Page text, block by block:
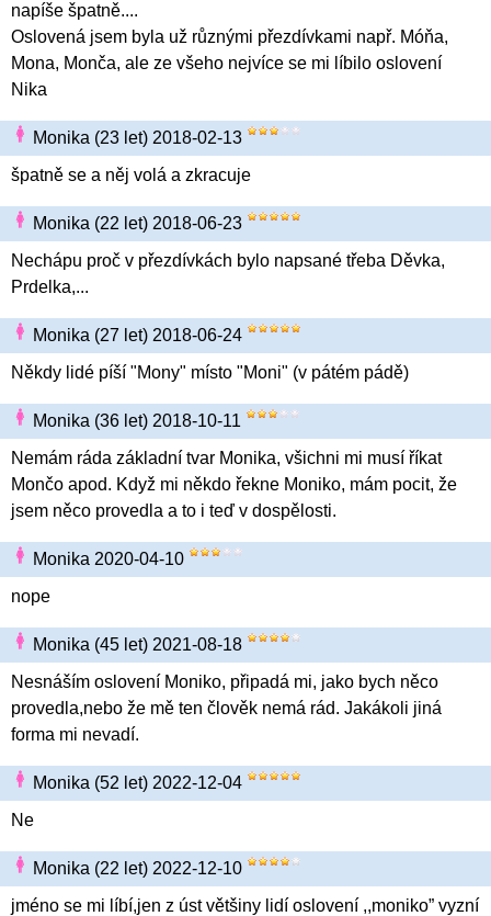
napíše špatně....
Oslovená jsem byla už různými přezdívkami např. Móňa,
Mona, Monča, ale ze všeho nejvíce se mi líbilo oslovení
Nika
Monika (23 let) 2018-02-13
špatně se a něj volá a zkracuje
Monika (22 let) 2018-06-23
Nechápu proč v přezdívkách bylo napsané třeba Děvka,
Prdelka,...
Monika (27 let) 2018-06-24
Někdy lidé píší "Mony" místo "Moni" (v pátém pádě)
Monika (36 let) 2018-10-11
Nemám ráda základní tvar Monika, všichni mi musí říkat
Mončo apod. Když mi někdo řekne Moniko, mám pocit, že
jsem něco provedla a to i teď v dospělosti.
Monika 2020-04-10
nope
Monika (45 let) 2021-08-18
Nesnáším oslovení Moniko, připadá mi, jako bych něco
provedla,nebo že mě ten člověk nemá rád. Jakákoli jiná
forma mi nevadí.
Monika (52 let) 2022-12-04
Ne
Monika (22 let) 2022-12-10
jméno se mi líbí,jen z úst většiny lidí oslovení ,,moniko” vyzní